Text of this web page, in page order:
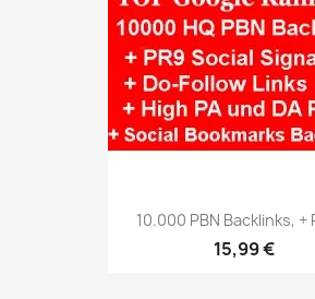
10.000 PBN Backlinks, +
15,99 €